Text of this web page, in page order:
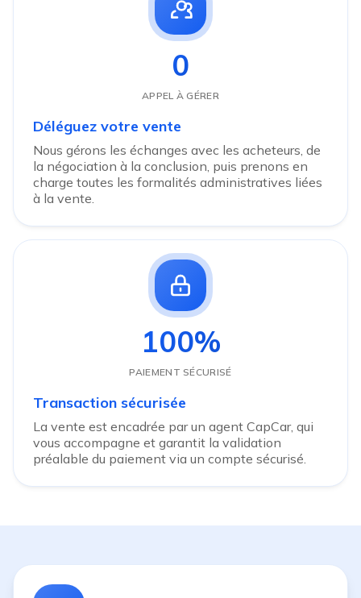
0
APPEL À GÉRER
Déléguez votre vente
Nous gérons les échanges avec les acheteurs, de
la négociation à la conclusion, puis prenons en
charge toutes les formalités administratives liées
à la vente.
100%
PAIEMENT SÉCURISÉ
Transaction sécurisée
La vente est encadrée par un agent CapCar, qui
vous accompagne et garantit la validation
préalable du paiement via un compte sécurisé.